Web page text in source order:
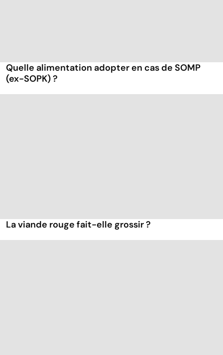
Quelle alimentation adopter en cas de SOMP
(ex-SOPK) ?
La viande rouge fait-elle grossir ?